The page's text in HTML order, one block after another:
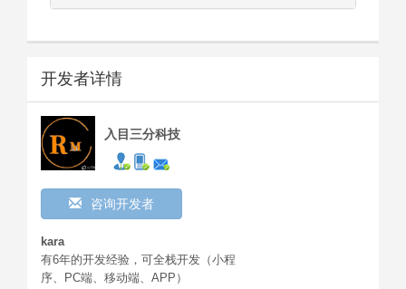
开发者详情
入目三分科技
咨询开发者
kara
有6年的开发经验，可全栈开发（小程
序、PC端、移动端、APP）